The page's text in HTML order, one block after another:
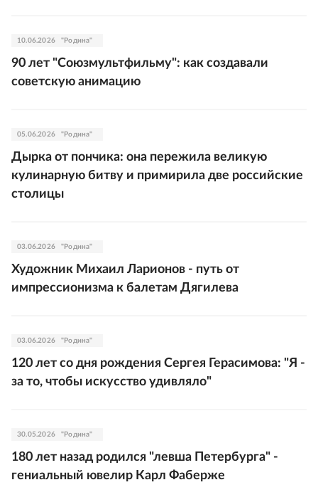
10.06.2026 "Родина"
90 лет "Союзмультфильму": как создавали
советскую анимацию
05.06.2026 "Родина"
Дырка от пончика: она пережила великую
кулинарную битву и примирила две российские
столицы
03.06.2026 "Родина"
Художник Михаил Ларионов - путь от
импрессионизма к балетам Дягилева
03.06.2026 "Родина"
120 лет со дня рождения Сергея Герасимова: "Я -
за то, чтобы искусство удивляло"
30.05.2026 "Родина"
180 лет назад родился "левша Петербурга" -
гениальный ювелир Карл Фаберже